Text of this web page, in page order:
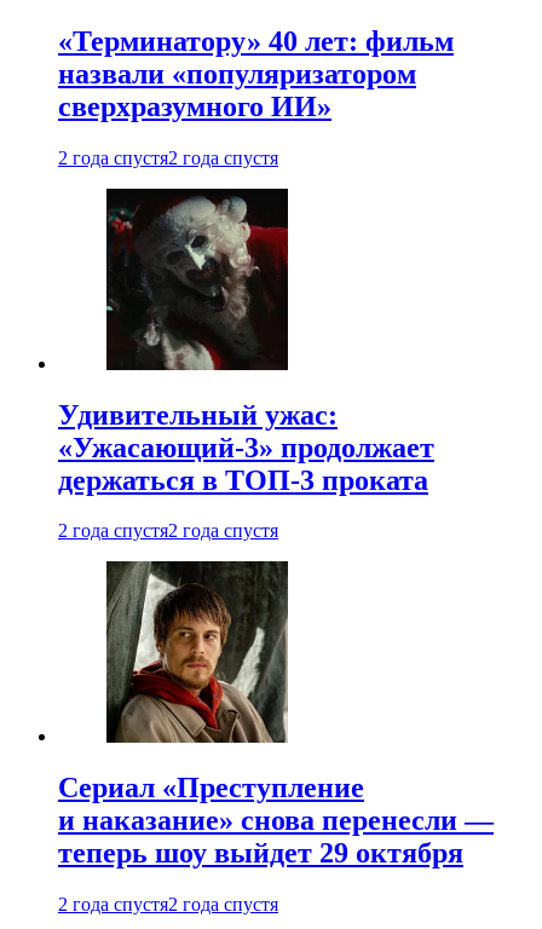
«Терминатору» 40 лет: фильм
назвали «популяризатором
сверхразумного ИИ»
2 года спустя2 года спустя
Удивительный ужас:
«Ужасающий-3» продолжает
держаться в ТОП-3 проката
2 года спустя2 года спустя
Сериал «Преступление
и наказание» снова перенесли —
теперь шоу выйдет 29 октября
2 года спустя2 года спустя